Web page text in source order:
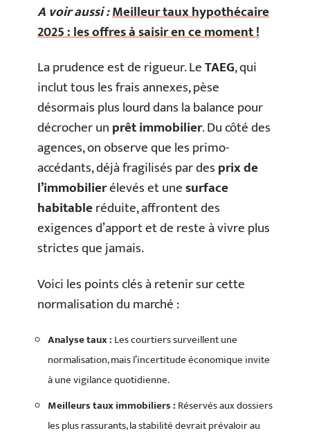
A voir aussi :Meilleur taux hypothécaire
2025 : les offres à saisir en ce moment !
La prudence est de rigueur. LeTAEG, qui
inclut tous les frais annexes, pèse
désormais plus lourd dans la balance pour
décrocher unprêt immobilier. Du côté des
agences, on observe que les primo-
accédants, déjà fragilisés par desprix de
l’immobilierélevés et unesurface
habitableréduite, affrontent des
exigences d’apport et de reste à vivre plus
strictes que jamais.
Voici les points clés à retenir sur cette
normalisation du marché :
Analyse taux : Les courtiers surveillent une
normalisation, mais l’incertitude économique invite
à une vigilance quotidienne.
Meilleurs taux immobiliers : Réservés aux dossiers
les plus rassurants, la stabilité devrait prévaloir au